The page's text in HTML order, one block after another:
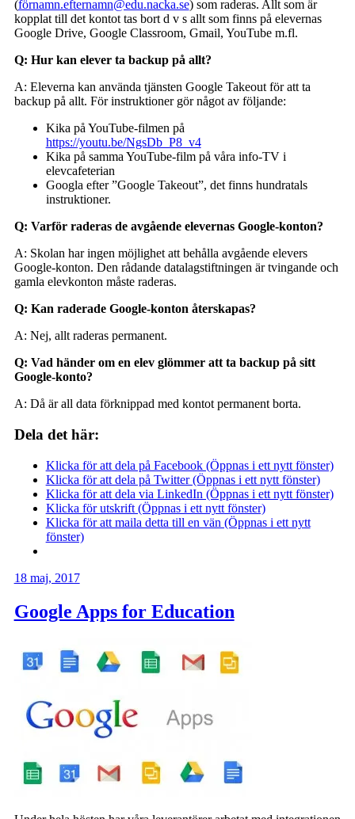
(förnamn.efternamn@edu.nacka.se) som raderas. Allt som är
kopplat till det kontot tas bort d v s allt som finns på elevernas
Google Drive, Google Classroom, Gmail, YouTube m.fl.
Q: Hur kan elever ta backup på allt?
A: Eleverna kan använda tjänsten Google Takeout för att ta
backup på allt. För instruktioner gör något av följande:
Kika på YouTube-filmen på
https://youtu.be/NgsDb_P8_v4
Kika på samma YouTube-film på våra info-TV i
elevcafeterian
Googla efter ”Google Takeout”, det finns hundratals
instruktioner.
Q: Varför raderas de avgående elevernas Google-konton?
A: Skolan har ingen möjlighet att behålla avgående elevers
Google-konton. Den rådande datalagstiftningen är tvingande och
gamla elevkonton måste raderas.
Q: Kan raderade Google-konton återskapas?
A: Nej, allt raderas permanent.
Q: Vad händer om en elev glömmer att ta backup på sitt
Google-konto?
A: Då är all data förknippad med kontot permanent borta.
Dela det här:
Klicka för att dela på Facebook (Öppnas i ett nytt fönster)
Klicka för att dela på Twitter (Öppnas i ett nytt fönster)
Klicka för att dela via LinkedIn (Öppnas i ett nytt fönster)
Klicka för utskrift (Öppnas i ett nytt fönster)
Klicka för att maila detta till en vän (Öppnas i ett nytt
fönster)
18 maj, 2017
Google Apps for Education